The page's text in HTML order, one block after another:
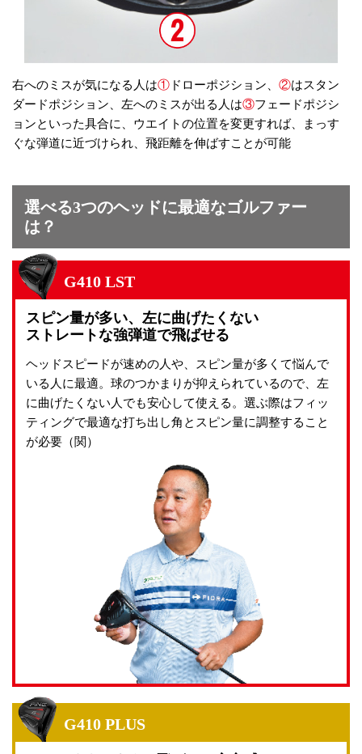
右へのミスが気になる人は① ドローポジション、 ②はスタン
ダードポジション、左へのミスが出る人は③フェードポジシ
ョンといった具合に、ウエイトの位置を変更すれば、まっす
ぐな弾道に近づけられ、飛距離を伸ばすことが可能
選べる3つのヘッドに最適なゴルファー
は？
G410 LST
スピン量が多い、左に曲げたくない
ストレートな強弾道で飛ばせる
ヘッドスピードが速めの人や、スピン量が多くて悩んで
いる人に最適。球のつかまりが抑えられているので、左
に曲げたくない人でも安心して使える。選ぶ際はフィッ
ティングで最適な打ち出し角とスピン量に調整すること
が必要（関）
G410 PLUS
Products
Catalog
Archive
過去製品アーカイブ
特集
Philosophies
Tour Pros
ツアープロ情報
Concept Shop
コンセプトショップ
Company
FAQ
よくあるご質問
レンタルクラブサービス
採用情報
Contact
会員システム
オンラインショップ
PING.com〔グローバル〕
修理について 安全取り扱いマニュアル模倣品に関する注意
プライバシーポリシー
利用規約 免責事項
Page Top
©2026 PING. All Rights Reserved.